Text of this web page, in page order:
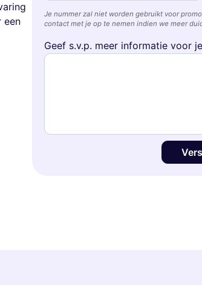
een
Je nummer zal niet worden gebruikt voor
contact met je op te nemen indien we meer
Geef s.v.p. meer informatie voor